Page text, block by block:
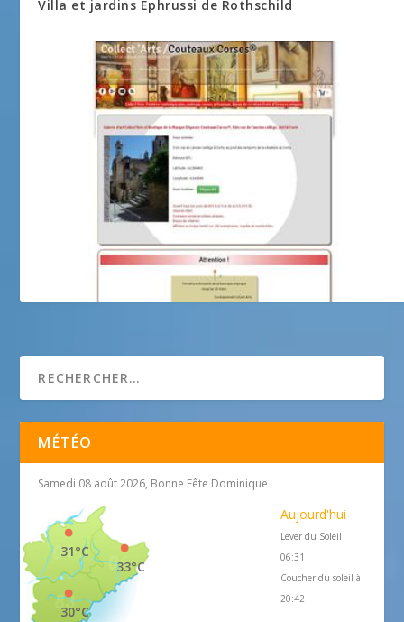
Villa et jardins Ephrussi de Rothschild
MÉTÉO
Samedi 08 août 2026, Bonne Fête Dominique
33°C
31°C
30°C
Aujourd'hui
Lever du Soleil
06:31
Coucher du soleil à
20:42